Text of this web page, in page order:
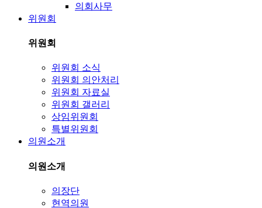
의회사무
위원회
위원회
위원회 소식
위원회 의안처리
위원회 자료실
위원회 갤러리
상임위원회
특별위원회
의원소개
의원소개
의장단
현역의원